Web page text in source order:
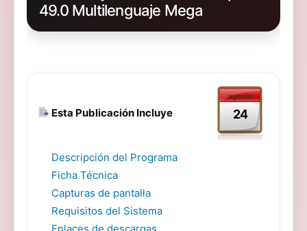
49.0 Multilenguaje Mega
Esta Publicación Incluye
agosto
24
Descripción del Programa
Ficha Técnica
Capturas de pantalla
Requisitos del Sistema